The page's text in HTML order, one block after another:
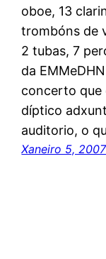
oboe, 13
trombóns de
2 tubas, 7
da
concerto que
díptico
auditorio, o
Xaneiro 5, 2007